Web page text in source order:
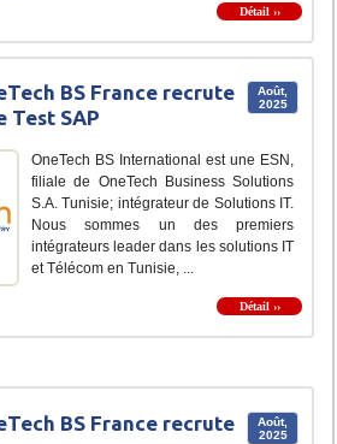
Détail ››
Août,
2025
BS France recrute
Test SAP
OneTech BS International est une ESN,
filiale de OneTech Business Solutions
S.A. Tunisie; intégrateur de Solutions IT.
Nous sommes un des premiers
intégrateurs leader dans les solutions IT
et Télécom en Tunisie, ...
Détail ››
Août,
2025
BS France recrute